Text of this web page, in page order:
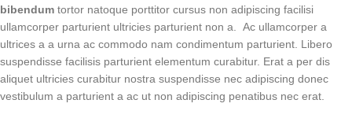
bibendum tortor natoque porttitor cursus non adipiscing facilisi
ullamcorper parturient ultricies parturient non a. Ac ullamcorper a
ultrices a a urna ac commodo nam condimentum parturient. Libero
suspendisse facilisis parturient elementum curabitur. Erat a per dis
aliquet ultricies curabitur nostra suspendisse nec adipiscing donec
vestibulum a parturient a ac ut non adipiscing penatibus nec erat.